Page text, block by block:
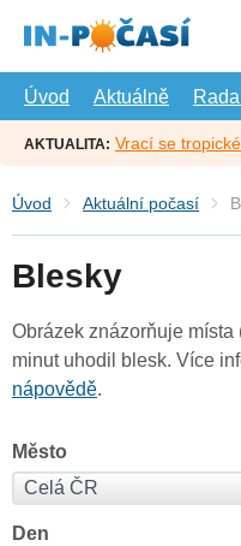
hlavní
Úvod
Aktuálně
AKTUALITA: Vrací se
Úvod Aktuální počasí
Blesky
Obrázek znázorňuje
minut uhodil blesk. Více
nápovědě.
Město
Den